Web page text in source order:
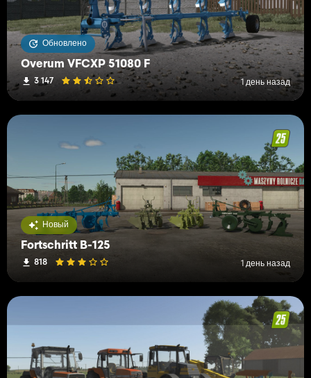
Обновлено
Overum VFCXP 51080 F
3 147 1 день назад
Новый
Fortschritt B-125
818 1 день назад